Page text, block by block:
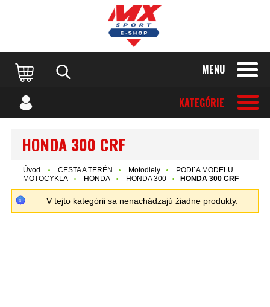
MENU
KATEGÓRIE
HONDA 300 CRF
Úvod CESTA A TERÉN Motodiely
PODĽA MODELU
MOTOCYKLA
HONDA HONDA 300 HONDA 300 CRF
V tejto kategórii sa nenachádzajú žiadne produkty.